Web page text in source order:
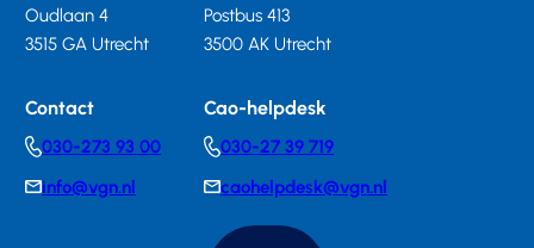
Oudlaan 4
3515 GA Utrecht
Postbus 413
3500 AK Utrecht
Contact
Telephonenumber
030-273 93 00
E-info@vgn.nl
Cao-helpdesk
Telephonenumber
030-27 39 719
E-
mail
caohelpdesk@vgn.nl